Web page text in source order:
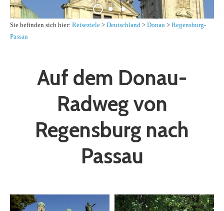
Sie befinden sich hier: Reiseziele > Deutschland > Donau > Regensburg-
Passau
Auf dem Donau-
Radweg von
Regensburg nach
Passau